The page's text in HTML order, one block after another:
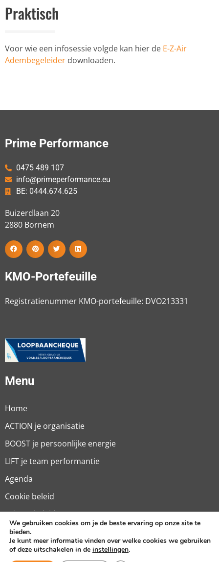
Praktisch
Voor wie een infosessie volgde kan hier de E-Z-Air
Adembegeleider downloaden.
Prime Performance
0475 489 107
info@primeperformance.eu
BE: 0444.674.625
Buizerdlaan 20
2880 Bornem
KMO-Portefeuille
Registratienummer KMO-portefeuille: DVO213331
Menu
Home
ACTION je organisatie
BOOST je persoonlijke energie
LIFT je team performantie
Agenda
Cookie beleid
Privacy beleid
Algemene Voorwaarden
We gebruiken cookies om je de beste ervaring op onze site te
bieden.
Je kunt meer informatie vinden over welke cookies we gebruiken
of deze uitschakelen in de instellingen.